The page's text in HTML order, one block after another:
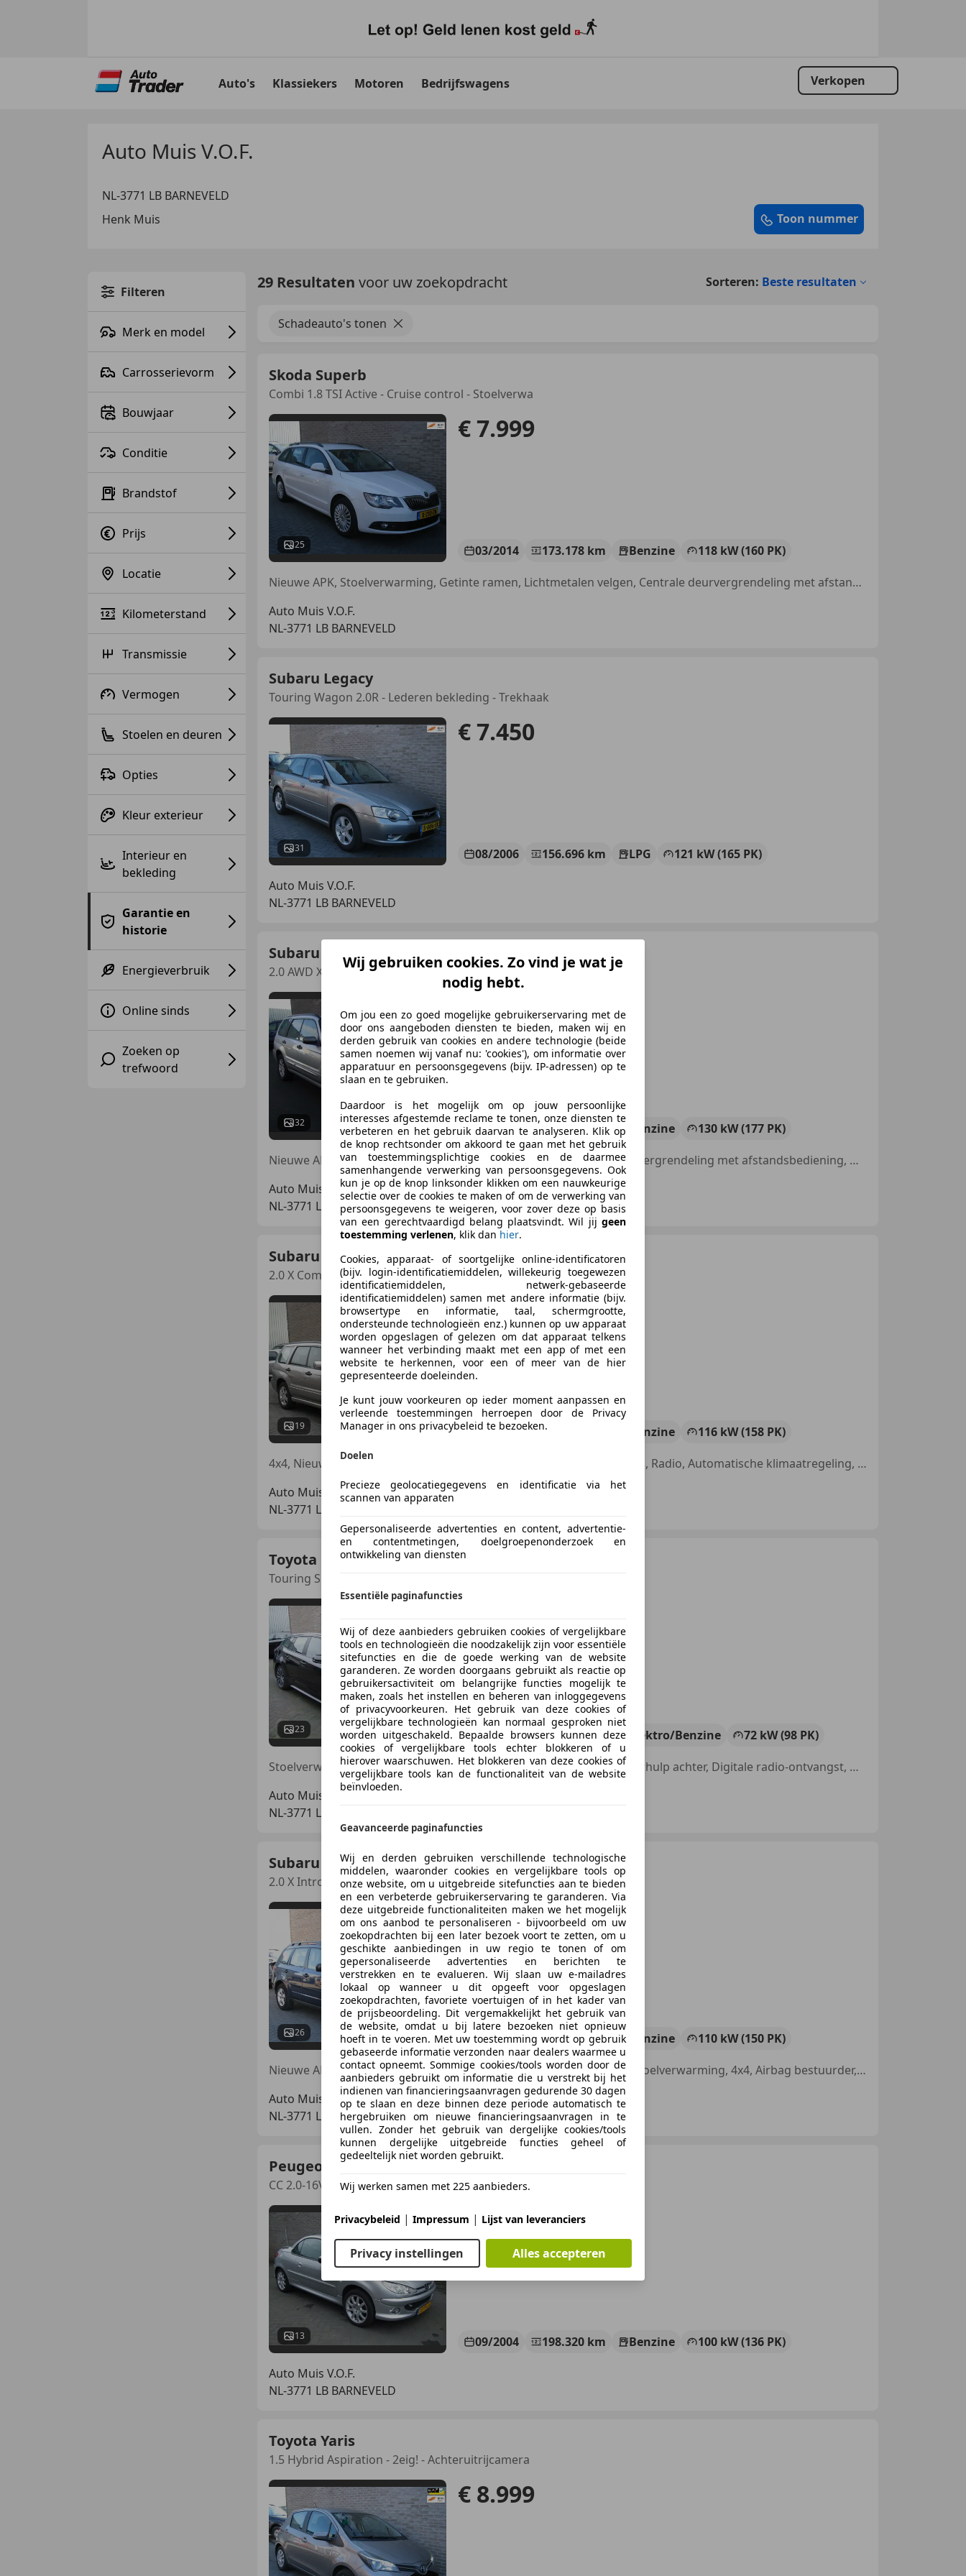
Auto's Klassiekers Motoren Bedrijfswagens Verkopen
Auto Muis V.O.F.
NL-3771 LB BARNEVELD
Henk Muis
Toon nummer
Filteren
Merk en model
Carrosserievorm
Bouwjaar
Conditie
Brandstof
Prijs
Locatie
Kilometerstand
Transmissie
Vermogen
Stoelen en deuren
Opties
Kleur exterieur
Interieur en
bekleding
Garantie en
historie
Energieverbruik
Online sinds
Zoeken op
trefwoord
29 Resultaten voor uw zoekopdracht Sorteren: Beste resultaten
Schadeauto's tonen
Skoda Superb
Combi 1.8 TSI Active - Cruise control - Stoelverwa
25
€ 7.999
03/2014 173.178 km Benzine
118 kW (160 PK)
Nieuwe APK, Stoelverwarming, Getinte ramen, Lichtmetalen velgen, Centrale deurvergrendeling met afstandsbediening, Automatische klimaatregeling, Cruise control, Airbag bestuurder
Auto Muis V.O.F.
NL-3771 LB BARNEVELD
Subaru Legacy
Touring Wagon 2.0R - Lederen bekleding - Trekhaak
31
€ 7.450
08/2006 156.696 km LPG
121 kW (165 PK)
Auto Muis V.O.F.
NL-3771 LB BARNEVELD
Subaru Forester
2.0 AWD XT - Trekhaak - PDC achter - Stoelverwarmi
32
€ 6.950
10/2005 285.095 km Benzine
130 kW (177 PK)
Nieuwe APK, 4x4, Radio, Stoelverwarming, Zij-airbags, Centrale deurvergrendeling met afstandsbediening, Dakrails, Automatische klimaatregeling
Auto Muis V.O.F.
NL-3771 LB BARNEVELD
Subaru Forester
2.0 X Comfort Pack - 2e eig! - Hoge/lage gearing -
19
€ 6.450
07/2006 212.528 km Benzine
116 kW (158 PK)
4x4, Nieuwe APK, Centrale deurvergrendeling met afstandsbediening, Radio, Automatische klimaatregeling, Met onderhoudshistorie, Lichtmetalen velgen, Airbag bestuurder
Auto Muis V.O.F.
NL-3771 LB BARNEVELD
Toyota Corolla
Touring Sports 1.8 Hybrid Style - 1e eig! - Trekha
23 08/2019 162.849 km Elektro/Benzine
72 kW (98 PK)
Stoelverwarming, Parkeerhulp met camera, Head-up display, Parkeerhulp achter, Digitale radio-ontvangst, Nieuwe APK, Lendensteun, Met onderhoudshistorie
Auto Muis V.O.F.
NL-3771 LB BARNEVELD
Subaru Forester
2.0 X Intro - 2e eig! - Dealer onderhouden - Trekh
26
€ 8.750
09/2011 227.073 km Benzine
110 kW (150 PK)
Nieuwe APK, Trekhaak, Hill-Hold Control, Met onderhoudshistorie, Stoelverwarming, 4x4, Airbag bestuurder, Airconditioning
Auto Muis V.O.F.
NL-3771 LB BARNEVELD
Peugeot 206
CC 2.0-16V Cabrio - Airco - Leder -
13
€ 1.950
09/2004 198.320 km Benzine
100 kW (136 PK)
Auto Muis V.O.F.
NL-3771 LB BARNEVELD
Toyota Yaris
1.5 Hybrid Aspiration - 2eig! - Achteruitrijcamera
€ 8.999
Wij gebruiken cookies. Zo vind je wat je
nodig hebt.
Om jou een zo goed mogelijke gebruikerservaring met de
door ons aangeboden diensten te bieden, maken wij en
derden gebruik van cookies en andere technologie (beide
samen noemen wij vanaf nu: 'cookies'), om informatie over
apparatuur en persoonsgegevens (bijv. IP-adressen) op te
slaan en te gebruiken.
Daardoor is het mogelijk om op jouw persoonlijke
interesses afgestemde reclame te tonen, onze diensten te
verbeteren en het gebruik daarvan te analyseren. Klik op
de knop rechtsonder om akkoord te gaan met het gebruik
van toestemmingsplichtige cookies en de daarmee
samenhangende verwerking van persoonsgegevens. Ook
kun je op de knop linksonder klikken om een nauwkeurige
selectie over de cookies te maken of om de verwerking van
persoonsgegevens te weigeren, voor zover deze op basis
van een gerechtvaardigd belang plaatsvindt. Wil jij geen
toestemming verlenen, klik dan hier.
Cookies, apparaat- of soortgelijke online-identificatoren
(bijv. login-identificatiemiddelen, willekeurig toegewezen
identificatiemiddelen, netwerk-gebaseerde
identificatiemiddelen) samen met andere informatie (bijv.
browsertype en informatie, taal, schermgrootte,
ondersteunde technologieën enz.) kunnen op uw apparaat
worden opgeslagen of gelezen om dat apparaat telkens
wanneer het verbinding maakt met een app of met een
website te herkennen, voor een of meer van de hier
gepresenteerde doeleinden.
Je kunt jouw voorkeuren op ieder moment aanpassen en
verleende toestemmingen herroepen door de Privacy
Manager in ons privacybeleid te bezoeken.
Doelen
Precieze geolocatiegegevens en identificatie via het
scannen van apparaten
Gepersonaliseerde advertenties en content, advertentie-
en contentmetingen, doelgroepenonderzoek en
ontwikkeling van diensten
Essentiële paginafuncties
Wij of deze aanbieders gebruiken cookies of vergelijkbare
tools en technologieën die noodzakelijk zijn voor essentiële
sitefuncties en die de goede werking van de website
garanderen. Ze worden doorgaans gebruikt als reactie op
gebruikersactiviteit om belangrijke functies mogelijk te
maken, zoals het instellen en beheren van inloggegevens
of privacyvoorkeuren. Het gebruik van deze cookies of
vergelijkbare technologieën kan normaal gesproken niet
worden uitgeschakeld. Bepaalde browsers kunnen deze
cookies of vergelijkbare tools echter blokkeren of u
hierover waarschuwen. Het blokkeren van deze cookies of
vergelijkbare tools kan de functionaliteit van de website
beïnvloeden.
Geavanceerde paginafuncties
Wij en derden gebruiken verschillende technologische
middelen, waaronder cookies en vergelijkbare tools op
onze website, om u uitgebreide sitefuncties aan te bieden
en een verbeterde gebruikerservaring te garanderen. Via
deze uitgebreide functionaliteiten maken we het mogelijk
om ons aanbod te personaliseren - bijvoorbeeld om uw
zoekopdrachten bij een later bezoek voort te zetten, om u
geschikte aanbiedingen in uw regio te tonen of om
gepersonaliseerde advertenties en berichten te
verstrekken en te evalueren. Wij slaan uw e-mailadres
lokaal op wanneer u dit opgeeft voor opgeslagen
zoekopdrachten, favoriete voertuigen of in het kader van
de prijsbeoordeling. Dit vergemakkelijkt het gebruik van
de website, omdat u bij latere bezoeken niet opnieuw
hoeft in te voeren. Met uw toestemming wordt op gebruik
gebaseerde informatie verzonden naar dealers waarmee u
contact opneemt. Sommige cookies/tools worden door de
aanbieders gebruikt om informatie die u verstrekt bij het
indienen van financieringsaanvragen gedurende 30 dagen
op te slaan en deze binnen deze periode automatisch te
hergebruiken om nieuwe financieringsaanvragen in te
vullen. Zonder het gebruik van dergelijke cookies/tools
kunnen dergelijke uitgebreide functies geheel of
gedeeltelijk niet worden gebruikt.
Wij werken samen met 225 aanbieders.
Privacybeleid | Impressum | Lijst van leveranciers
Privacy instellingen Alles accepteren